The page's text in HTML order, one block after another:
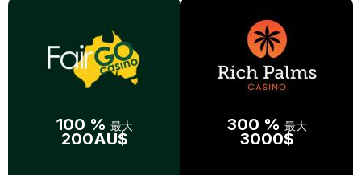
100 % 最大
200AU$
300 % 最大
3000$